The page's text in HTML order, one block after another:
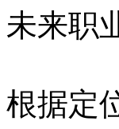
未来职
根据定